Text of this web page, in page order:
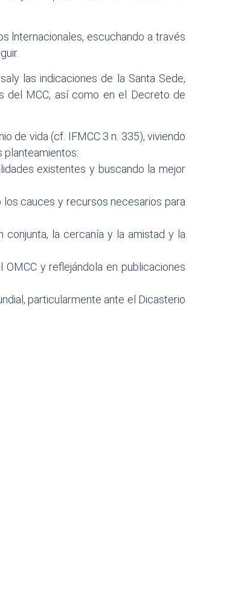
lnternacionales, escuchando a través
las indicaciones de la Santa Sede,
del MCC, así como en el Decreto de
de vida (cf. IFMCC 3 n. 335), viviendo
planteamientos:
existentes y buscando la mejor
cauces y recursos necesarios para
conjunta, la cercanía y la amistad y la
y reflejándola en publicaciones
particularmente ante el Dicasterio